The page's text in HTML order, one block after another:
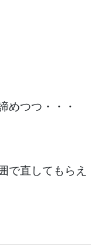
めつつ・・・
で直してもらえ